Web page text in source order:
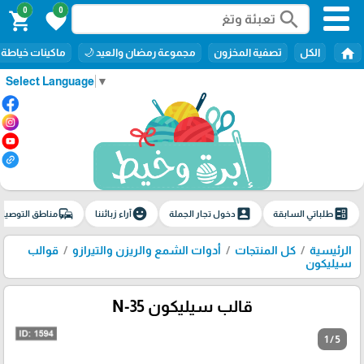
Select Language ▼
search
0
favorite
0
shopping_cart
home الكل تصفية المخزون مجموعة رمضان والعيد 🌙 ماكينات خياطة
ballotطلباتي السابقة account_boxدخول تجار الجملة emoji_emotionsآراء زبائننا commuteمناطق
الرئيسية كل المنتجات أدوات الشمع والريزن والتيرازو
قوالب
سيليكون
قالب سيليكون N-35
1 / 5